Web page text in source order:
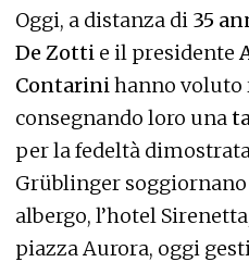
Oggi, a distanza di 35
De Zotti e il presidente
Contarinihanno
consegnando loro una
per la fedeltà
Grüblinger
albergo, l’hotel
piazza Aurora, oggi